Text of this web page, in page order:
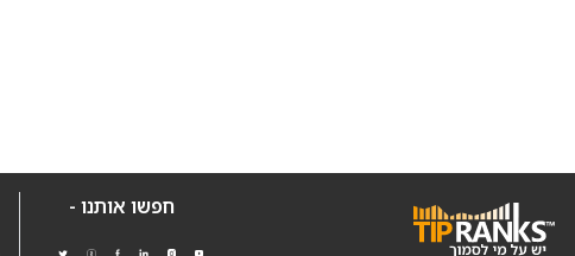
חפשו אותנו -